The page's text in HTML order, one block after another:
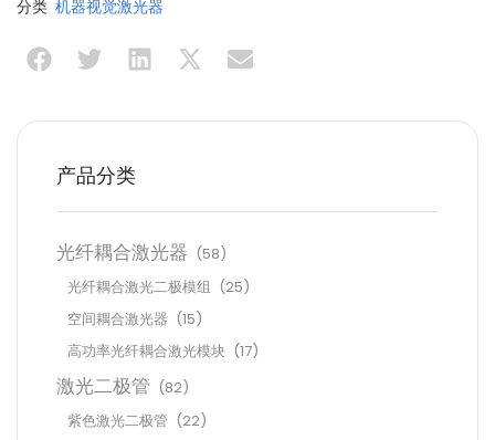
分类 机器视觉激光器
产品分类
光纤耦合激光器 (58)
光纤耦合激光二极模组 (25)
空间耦合激光器 (15)
高功率光纤耦合激光模块 (17)
激光二极管 (82)
紫色激光二极管 (22)